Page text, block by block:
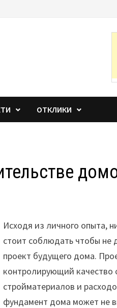
ОТКЛИКИ
Исходя из личного опыта,
стоит соблюдать чтобы не
проект будущего дома.
контролирующий качество
стройматериалов и
фундамент дома может не